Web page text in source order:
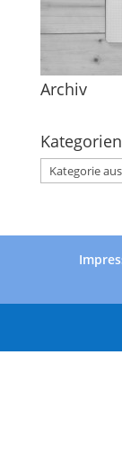
Archiv
Kategorien
Kategorien